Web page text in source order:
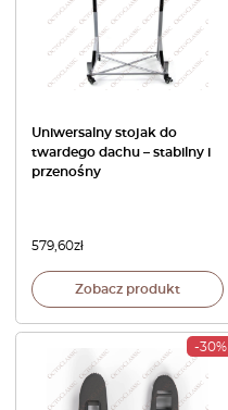
Uniwersalny stojak do
twardego dachu – stabilny i
przenośny
579,60zł
Zobacz produkt
-30%